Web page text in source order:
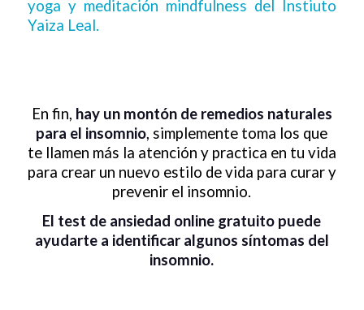
yoga y meditación mindfulness del Instiuto
Yaiza Leal.
En fin, hay un montón de remedios naturales
para el insomnio, simplemente toma los que
te llamen más la atención y practica en tu vida
para crear un nuevo estilo de vida para curar y
prevenir el insomnio.
El test de ansiedad online gratuito puede
ayudarte a identificar algunos síntomas del
insomnio.